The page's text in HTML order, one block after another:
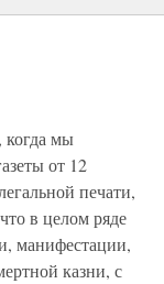
мы
от 12
печати,
в целом ряде
манифестации,
казни, с